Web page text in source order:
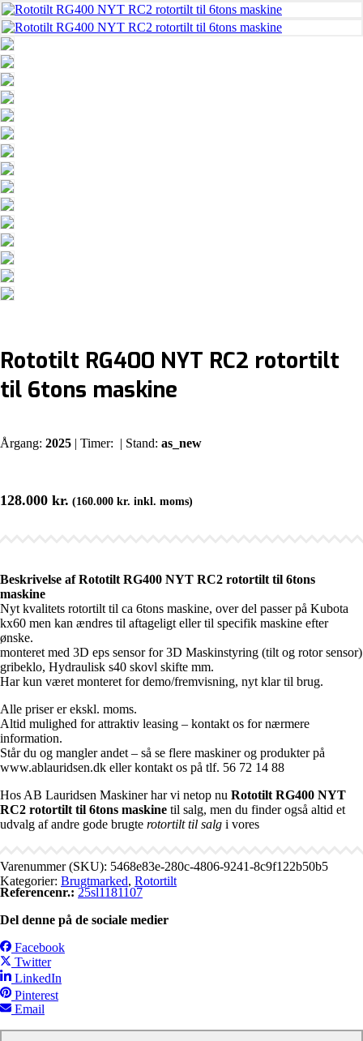
Rototilt RG400 NYT RC2 rotortilt
til 6tons maskine
Årgang: 2025 | Timer: | Stand: as_new
128.000 kr. (160.000 kr. inkl. moms)
Beskrivelse af Rototilt RG400 NYT RC2 rotortilt til 6tons
maskine
Nyt kvalitets rotortilt til ca 6tons maskine, over del passer på Kubota
kx60 men kan ændres til aftageligt eller til specifik maskine efter
ønske.
monteret med 3D eps sensor for 3D Maskinstyring (tilt og rotor sensor)
gribeklo, Hydraulisk s40 skovl skifte mm.
Har kun været monteret for demo/fremvisning, nyt klar til brug.
Alle priser er ekskl. moms.
Altid mulighed for attraktiv leasing – kontakt os for nærmere
information.
Står du og mangler andet – så se flere maskiner og produkter på
www.ablauridsen.dk eller kontakt os på tlf. 56 72 14 88
Hos AB Lauridsen Maskiner har vi netop nu Rototilt RG400 NYT
RC2 rotortilt til 6tons maskine til salg, men du finder også altid et
udvalg af andre gode brugte rotortilt til salg i vores
Varenummer (SKU): 5468e83e-280c-4806-9241-8c9f122b50b5
Kategorier: Brugtmarked, Rotortilt
Referencenr.: 25sl1181107
Del denne på de sociale medier
Facebook
Twitter
LinkedIn
Pinterest
Email